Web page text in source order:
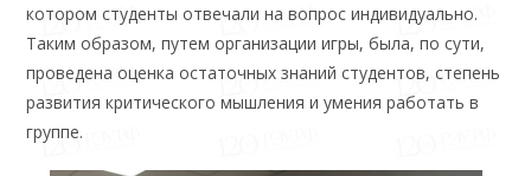
котором студенты отвечали на вопрос индивидуально.
Таким образом, путем организации игры, была, по сути,
проведена оценка остаточных знаний студентов, степень
развития критического мышления и умения работать в
группе.